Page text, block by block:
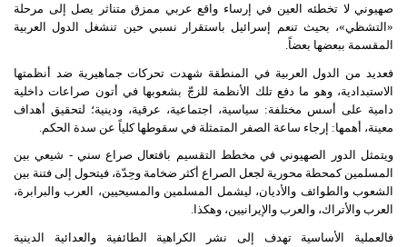
صهيوني لا تخطئه العين في إرساء واقع عربي ممزق متناثر يصل إلى مرحلة
«التشظي»، بحيث تنعم إسرائيل باستقرار نسبي حين تنشغل الدول العربية
المقسمة ببعضها بعضاً.
فعديد من الدول العربية في المنطقة شهدت تحركات جماهيرية ضد أنظمتها
الاستبدادية، وهو ما دفع تلك الأنظمة للزجّ بشعوبها في أتون صراعات داخلية
دامية على أسس مختلفة: سياسية، اجتماعية، عرقية، ودينية؛ لتحقيق أهداف
معينة، أهمها: إرجاء ساعة الصفر المتمثلة في سقوطها كلياً عن سدة الحكم.
ويتمثل الدور الصهيوني في مخطط التقسيم بافتعال صراع سني - شيعي بين
المسلمين كمحطة محورية لجعل الصراع أكثر ضخامة وحِدّة، فيتحول إلى فتنة بين
الشعوب والطوائف والأديان، ليشمل المسلمين والمسيحيين، العرب والبرابرة،
العرب والأتراك، والعرب والإيرانيين، وهكذا.
فالعملية الأساسية تهدف إلى نشر الكراهية الطائفية والعدائية الدينية